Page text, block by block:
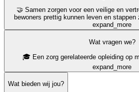
🤝 Samen zorgen voor een veilige en
bewoners prettig kunnen leven en
expand_more
Wat vragen we?
🎓 Een zorg gerelateerde opleiding op
expand_more
Wat bieden wij jou?